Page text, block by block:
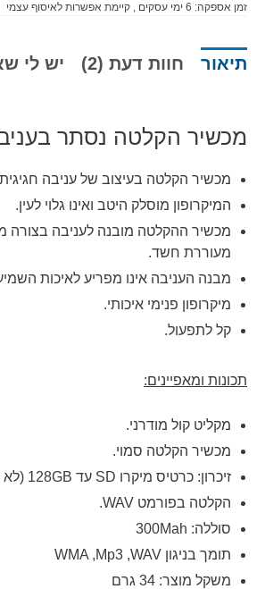
זמן אספקה: 6 ימי עסקים , קיימת אפשרות לאיסוף עצמי
תיאור חוות דעת (2) יש לי
מכשיר הקלטה נסתר
מכשיר הקלטה בעיצוב של עניבה
המיקרופון מוסלק היטב ואינו גלוי לעין.
מכשיר ההקלטה מובנה לעניבה בצורה
מעוררת חשד.
מבנה העניבה אינו מפריע לאיכות
מיקרופון פנימי איכותי.
קל לתפעול.
תכונות ומאפיינים:
מקליט קול מודרני.
מכשיר הקלטה סמוי.
זיכרון: כרטיס מיקרו SD עד 128GB (לא כלול)
הקלטה בפורמט WAV.
סוללה: 300Mah
תומך בניגון WMA ,Mp3 ,WAV
משקל מוצר: 34 גרם